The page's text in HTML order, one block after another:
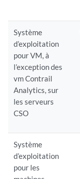
Système
d’exploitation
pour VM, à
l’exception des
vm Contrail
Analytics, sur
les serveurs
CSO
Système
d’exploitation
pour les